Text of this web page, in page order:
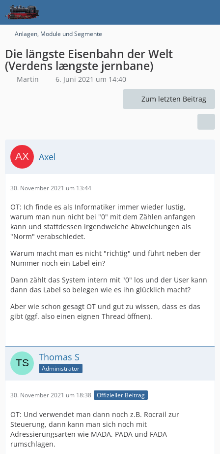
Anlagen, Module und Segmente
Die längste Eisenbahn der Welt
(Verdens længste jernbane)
Martin 6. Juni 2021 um 14:40
Zum letzten Beitrag
Axel
30. November 2021 um 13:44
OT: Ich finde es als Informatiker immer wieder lustig,
warum man nun nicht bei "0" mit dem Zählen anfangen
kann und stattdessen irgendwelche Abweichungen als
"Norm" verabschiedet.
Warum macht man es nicht "richtig" und führt neben der
Nummer noch ein Label ein?
Dann zählt das System intern mit "0" los und der User kann
dann das Label so belegen wie es ihn glücklich macht?
Aber wie schon gesagt OT und gut zu wissen, dass es das
gibt (ggf. also einen eignen Thread öffnen).
Thomas S
Administrator
30. November 2021 um 18:38 Offizieller Beitrag
OT: Und verwendet man dann noch z.B. Rocrail zur
Steuerung, dann kann man sich noch mit
Adressierungsarten wie MADA, PADA und FADA
rumschlagen.